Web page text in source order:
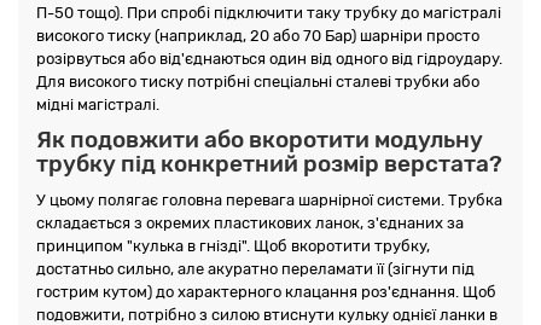
П-50 тощо). При спробі підключити таку трубку до магістралі
високого тиску (наприклад, 20 або 70 Бар) шарніри просто
розірвуться або від'єднаються один від одного від гідроудару.
Для високого тиску потрібні спеціальні сталеві трубки або
мідні магістралі.
Як подовжити або вкоротити модульну
трубку під конкретний розмір верстата?
У цьому полягає головна перевага шарнірної системи. Трубка
складається з окремих пластикових ланок, з'єднаних за
принципом "кулька в гнізді". Щоб вкоротити трубку,
достатньо сильно, але акуратно переламати її (зігнути під
гострим кутом) до характерного клацання роз'єднання. Щоб
подовжити, потрібно з силою втиснути кульку однієї ланки в